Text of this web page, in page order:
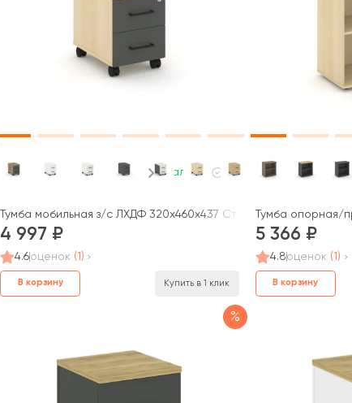
В наличии
Тумба мобильная з/с ЛХДФ 320х460х437 Стайл Проджект /
4 997
4.6оценок (1)
В корзину Купить в 1 клик
Тумба опорная/
5 366
4.8оценок (1)
В корзину
%